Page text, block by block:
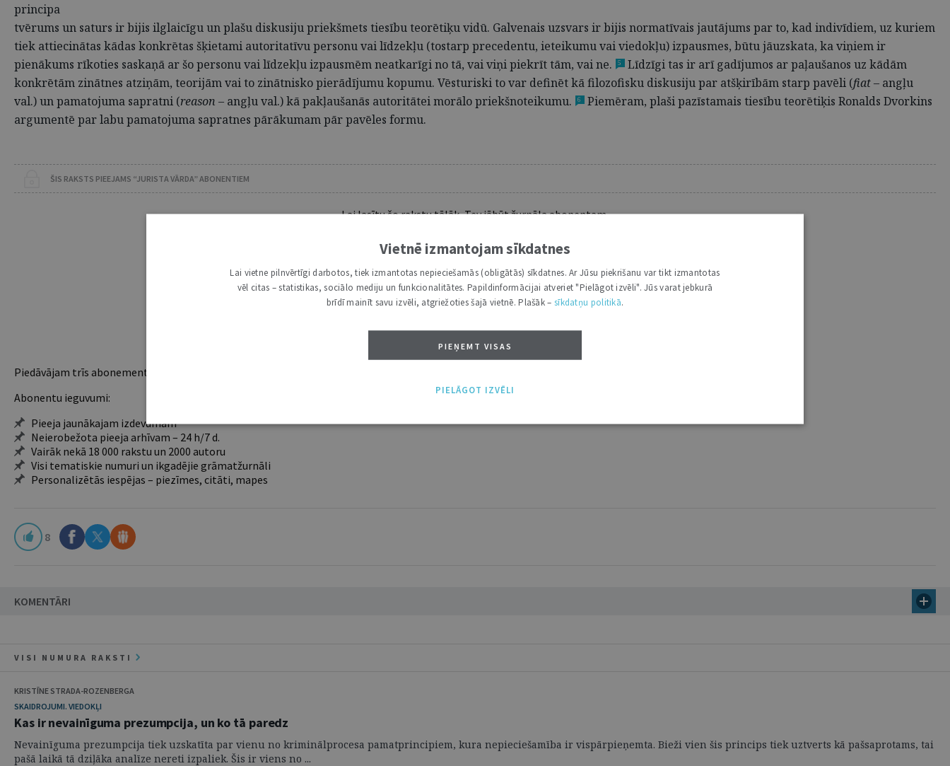
principa
tvērums un saturs ir bijis ilglaicīgu un plašu diskusiju priekšmets tiesību teorētiķu vidū. Galvenais uzsvars ir bijis normatīvais jautājums par to, kad indivīdiem, uz kuriem
tiek attiecinātas kādas konkrētas šķietami autoritatīvu personu vai līdzekļu (tostarp precedentu, ieteikumu vai viedokļu) izpausmes, būtu jāuzskata, ka viņiem ir
pienākums rīkoties saskaņā ar šo personu vai līdzekļu izpausmēm neatkarīgi no tā, vai viņi piekrīt tām, vai ne.
5
Līdzīgi tas ir arī gadījumos ar paļaušanos uz kādām
konkrētām zinātnes atziņām, teorijām vai to zinātnisko pierādījumu kopumu. Vēsturiski to var definēt kā filozofisku diskusiju par atšķirībām starp pavēli (fiat– angļu
val.) un pamatojuma sapratni (reason – angļu val.) kā pakļaušanās autoritātei morālo priekšnoteikumu. 6
Piemēram, plaši pazīstamais tiesību teorētiķis Ronalds Dvorkins
argumentē par labu pamatojuma sapratnes pārākumam pār pavēles formu.
ŠIS RAKSTS PIEEJAMS “JURISTA VĀRDA” ABONENTIEM
Lai lasītu šo rakstu tālāk, Tev jābūt žurnāla abonentam.
Ja vēl neesi abonents, aicinām pievienoties lasītāju pulkam.
Iegūsi tūlītēju piekļuvi digitālajam saturam!
Piedāvājam trīs abonementu veidus. Vienam lietotājam piemērotākais ir "Mazais" (3, 6 un 12 mēnešiem).
Abonentu ieguvumi:
Pieeja jaunākajam izdevumam
Neierobežota pieeja arhīvam – 24 h/7 d.
Vairāk nekā 18 000 rakstu un 2000 autoru
Visi tematiskie numuri un ikgadējie grāmatžurnāli
Personalizētās iespējas – piezīmes, citāti, mapes
8
KOMENTĀRI
VISI NUMURA RAKSTI
KRISTĪNE STRADA-ROZENBERGA
SKAIDROJUMI. VIEDOKĻI
Kas ir nevainīguma prezumpcija, un ko tā paredz
Nevainīguma prezumpcija tiek uzskatīta par vienu no kriminālprocesa pamatprincipiem, kura nepieciešamība ir vispārpieņemta. Bieži vien šis princips tiek uztverts kā pašsaprotams, tai
pašā laikā tā dziļāka analīze nereti izpaliek. Šis ir viens no ...
Vietnē izmantojam sīkdatnes
Lai vietne pilnvērtīgi darbotos, tiek izmantotas nepieciešamās (obligātās) sīkdatnes. Ar Jūsu piekrišanu var tikt izmantotas
vēl citas – statistikas, sociālo mediju un funkcionalitātes. Papildinformācijai atveriet "Pielāgot izvēli". Jūs varat jebkurā
brīdī mainīt savu izvēli, atgriežoties šajā vietnē. Plašāk – sīkdatņu politikā.
PIEŅEMT VISAS
PIELĀGOT IZVĒLI